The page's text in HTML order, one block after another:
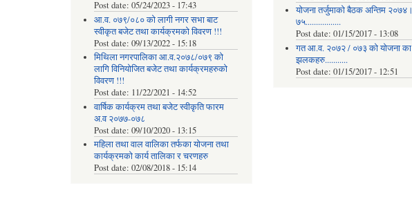
Post date: 05/24/2023 - 17:43
आ.व. ०७९/०८० को लागी नगर सभा बाट
स्वीकृत बजेट तथा कार्यक्रमको विवरण !!!
Post date: 09/13/2022 - 15:18
मिथिला नगरपालिका आ.व.२०७८/०७९ को
लागि विनियोजित बजेट तथा कार्यक्रमहरुको
विवरण !!!
Post date: 11/22/2021 - 14:52
वार्षिक कार्यक्रम तथा बजेट स्वीकृति फारम
अ.व २०७७-०७८
Post date: 09/10/2020 - 13:15
महिला तथा वाल वालिका तर्फका याेजना तथा
कार्यक्रमकाे कार्य तालिका र चरणहरु
Post date: 02/08/2018 - 15:14
याेजना तर्जुमाकाे बैठक अन्तिम २०७४।
७५.................
Post date:01/15/2017 - 13:08
गत आ.व. २०७२ / ०७३ को योजना का
झलकहरु...........
Post date:01/15/2017 - 12:51